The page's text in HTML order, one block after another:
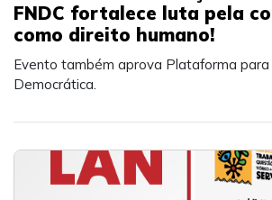
FNDC fortalece luta pela
como direito humano!
Evento também aprova Plataforma para
Democrática.